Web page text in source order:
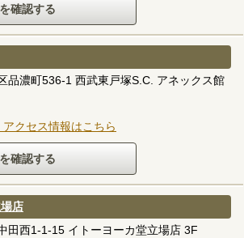
品濃町536-1 西武東戸塚S.C. アネックス館
クセス情報はこちら
店
田西1-1-15 イトーヨーカ堂立場店 3F